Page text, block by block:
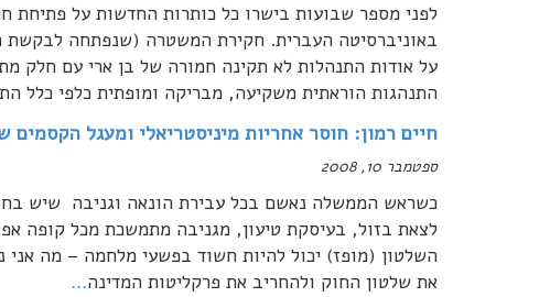
לפני מספר שבועות בישרו כל כותרות החדשות על פתיחת
באוניברסיטה העברית. חקירת המשטרה (שנפתחה לבקשת
על אודות התנהלות לא תקינה חמורה של בן ארי עם חלק
התנהגות הוראתית משקיעה, מבריקה ומופתית כלפי כלל
חיים רמון: חוסר אחריות מיניסטריאלי ומעגל הקסמים
ספטמבר 10, 2008
כשראש הממשלה נאשם בכל עבירת הונאה וגניבה שיש
לצאת בזול, בעיסקת טיעון, מגניבה מתמשכת מכל קופה
השלטון (מופז) יכול להיות חשוד בפשעי מלחמה – מה
את שלטון החוק ולהחריב את פרקליטות המדינה…